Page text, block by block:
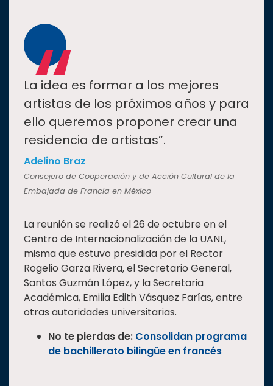
“
La idea es formar a los mejores
artistas de los próximos años y para
ello queremos proponer crear una
residencia de artistas”.
Adelino Braz
Consejero de Cooperación y de Acción Cultural de la
Embajada de Francia en México
La reunión se realizó el 26 de octubre en el
Centro de Internacionalización de la UANL,
misma que estuvo presidida por el Rector
Rogelio Garza Rivera, el Secretario General,
Santos Guzmán López, y la Secretaria
Académica, Emilia Edith Vásquez Farías, entre
otras autoridades universitarias.
No te pierdas de: Consolidan programa
de bachillerato bilingüe en francés